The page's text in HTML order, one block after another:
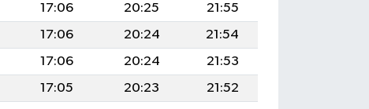
17:06 20:25
21:55
17:06 20:24
21:54
17:06 20:24
21:53
17:05 20:23
21:52